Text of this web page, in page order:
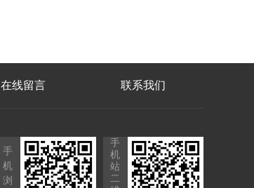
在线留言 联系我们
手
机
浏
手
机
站
二